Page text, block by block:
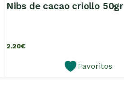
nibs de cacao criollo 50gr
2.20€
Favoritos